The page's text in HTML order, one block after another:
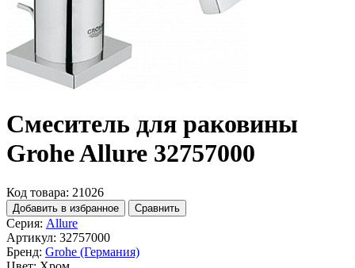
Смеситель для раковины
Grohe Allure 32757000
Код товара: 21026
Добавить в избранное Сравнить
Серия: Allure
Артикул: 32757000
Бренд: Grohe (Германия)